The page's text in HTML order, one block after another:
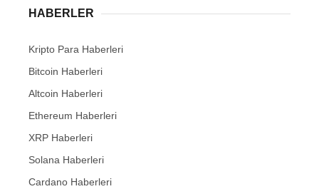
HABERLER
Kripto Para Haberleri
Bitcoin Haberleri
Altcoin Haberleri
Ethereum Haberleri
XRP Haberleri
Solana Haberleri
Cardano Haberleri